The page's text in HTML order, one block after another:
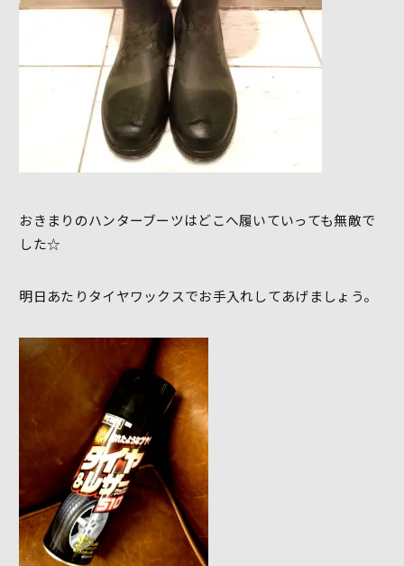
おきまりのハンターブーツはどこへ履いていっても無敵で
した☆
明日あたりタイヤワックスでお手入れしてあげましょう。